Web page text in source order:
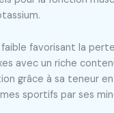
favorisant la
avec un riche
grâce à sa teneur
sportifs par ses